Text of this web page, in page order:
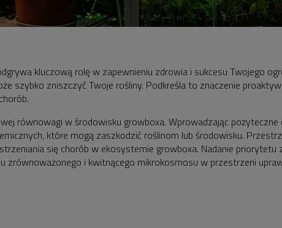
kluczową rolę w zapewnieniu zdrowia i sukcesu Twojego
szybko zniszczyć Twoje rośliny. Podkreśla to znaczenie
równowagi w środowisku growboxa. Wprowadzając pożyteczne
które mogą zaszkodzić roślinom lub środowisku.
się chorób w ekosystemie growboxa. Nadanie priorytetu
zrównoważonego i kwitnącego mikrokosmosu w przestrzeni